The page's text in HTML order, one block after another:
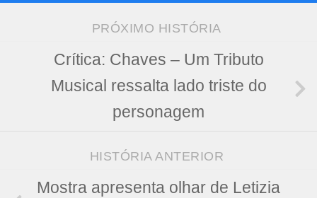
PRÓXIMO HISTÓRIA
Crítica: Chaves – Um Tributo
Musical ressalta lado triste do
personagem
HISTÓRIA ANTERIOR
Mostra apresenta olhar de Letizia